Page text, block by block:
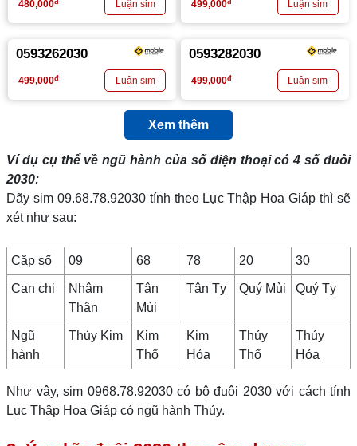
480,000 499,000
0593262030
499,000đ
0593282030
499,000đ
Xem thêm
Ví dụ cụ thể về ngũ hành của số điện thoại có 4 số đuôi
2030:
Dãy sim 09.68.78.92030 tính theo Lục Thập Hoa Giáp thì sẽ
xét như sau:
Cặp số 09 68 78 20 30
Can chi
Nhâm
Thân
Tân
Mùi
Tân Tỵ Quý Mùi Quý Tỵ
Ngũ
hành
Thủy Kim
Kim
Thổ
Kim
Hỏa
Thủy
Thổ
Thủy
Hỏa
Như vậy, sim 0968.78.92030 có bộ đuôi 2030 với cách tính
Lục Thập Hoa Giáp có ngũ hành Thủy.